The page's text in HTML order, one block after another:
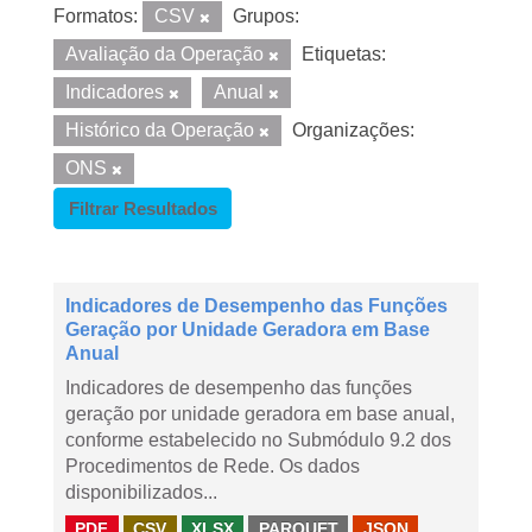
Formatos: CSV
Grupos:
Avaliação da Operação
Etiquetas:
Indicadores
Anual
Histórico da Operação
Organizações:
ONS
Filtrar Resultados
Indicadores de Desempenho das Funções
Geração por Unidade Geradora em Base
Anual
Indicadores de desempenho das funções
geração por unidade geradora em base anual,
conforme estabelecido no Submódulo 9.2 dos
Procedimentos de Rede. Os dados
disponibilizados...